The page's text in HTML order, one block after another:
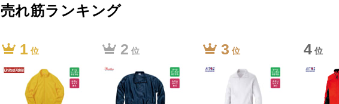
売れ筋ランキング
1 位 2 位 3 位 4 位